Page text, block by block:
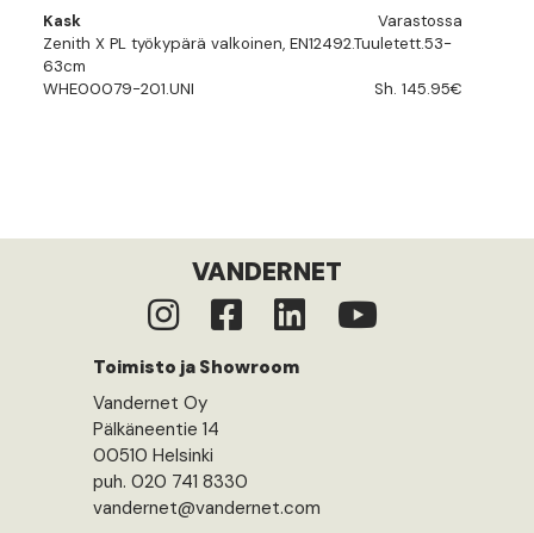
Kask
Varastossa
Zenith X PL työkypärä valkoinen, EN12492.Tuuletett.53-
63cm
WHE00079-201.UNI
Sh. 145.95€
VANDERNET
Toimisto ja Showroom
Vandernet Oy
Pälkäneentie 14
00510 Helsinki
puh. 020 741 8330
vandernet@vandernet.com